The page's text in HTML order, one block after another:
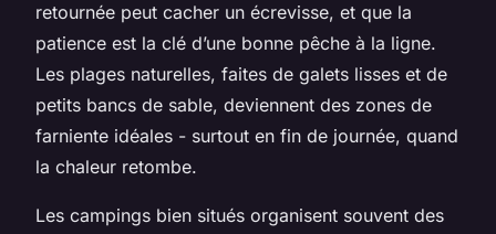
retournée peut cacher un écrevisse, et que la
patience est la clé d’une bonne pêche à la ligne.
Les plages naturelles, faites de galets lisses et de
petits bancs de sable, deviennent des zones de
farniente idéales - surtout en fin de journée, quand
la chaleur retombe.
Les campings bien situés organisent souvent des